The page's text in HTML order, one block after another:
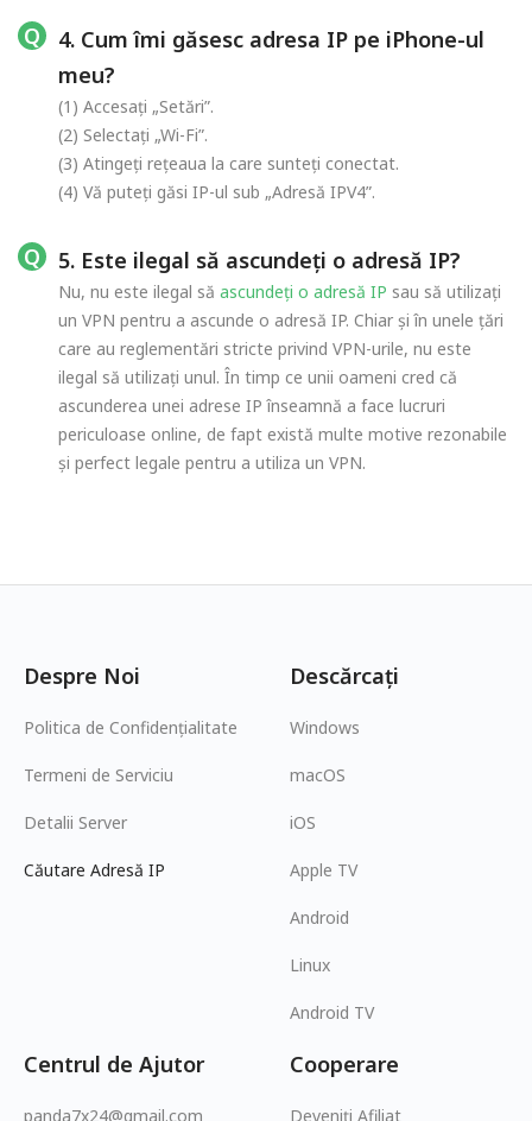
4. Cum îmi găsesc adresa IP pe iPhone-ul
meu?
(1) Accesați „Setări”.
(2) Selectați „Wi-Fi”.
(3) Atingeți rețeaua la care sunteți conectat.
(4) Vă puteți găsi IP-ul sub „Adresă IPV4”.
5. Este ilegal să ascundeți o adresă IP?
Nu, nu este ilegal să ascundeți o adresă IP sau să utilizați
un VPN pentru a ascunde o adresă IP. Chiar și în unele țări
care au reglementări stricte privind VPN-urile, nu este
ilegal să utilizați unul. În timp ce unii oameni cred că
ascunderea unei adrese IP înseamnă a face lucruri
periculoase online, de fapt există multe motive rezonabile
și perfect legale pentru a utiliza un VPN.
Despre Noi
Politica de Confidențialitate
Termeni de Serviciu
Detalii Server
Căutare Adresă IP
Descărcați
Windows
macOS
iOS
Apple TV
Android
Linux
Android TV
Centrul de Ajutor
panda7x24@gmail.com
Cooperare
Deveniți Afiliat